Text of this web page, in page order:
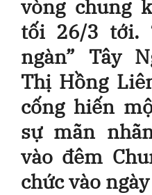
vòng chung
tối 26/3 tới.
ngàn” Tây
Thị Hồng
cống hiến
sự mãn
vào đêm
chức vào